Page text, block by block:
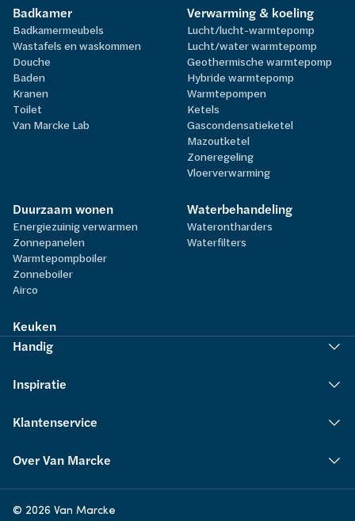
Badkamer
Badkamermeubels
Wastafels en waskommen
Douche
Baden
Kranen
Toilet
Van Marcke Lab
Verwarming & koeling
Lucht/lucht-warmtepomp
Lucht/water warmtepomp
Geothermische warmtepomp
Hybride warmtepomp
Warmtepompen
Ketels
Gascondensatieketel
Mazoutketel
Zoneregeling
Vloerverwarming
Duurzaam wonen
Energiezuinig verwarmen
Zonnepanelen
Warmtepompboiler
Zonneboiler
Airco
Waterbehandeling
Waterontharders
Waterfilters
Keuken
Handig
Inspiratie
Klantenservice
Over Van Marcke
© 2026 Van Marcke